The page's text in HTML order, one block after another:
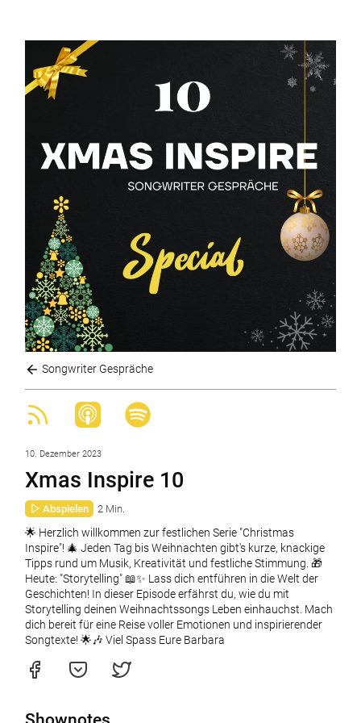
Songwriter Gespräche
10. Dezember 2023
Xmas Inspire 10
Abspielen 2 Min.
🌟 Herzlich willkommen zur festlichen Serie "Christmas
Inspire"! 🎄 Jeden Tag bis Weihnachten gibt's kurze, knackige
Tipps rund um Musik, Kreativität und festliche Stimmung. 🎁
Heute: "Storytelling" 📖✨ Lass dich entführen in die Welt der
Geschichten! In dieser Episode erfährst du, wie du mit
Storytelling deinen Weihnachtssongs Leben einhauchst. Mach
dich bereit für eine Reise voller Emotionen und inspirierender
Songtexte! 🌟🎶 Viel Spass Eure Barbara